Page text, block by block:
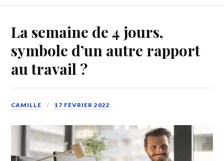
La semaine de 4 jours,
symbole d’un autre rapport
au travail ?
CAMILLE 17 FÉVRIER 2022